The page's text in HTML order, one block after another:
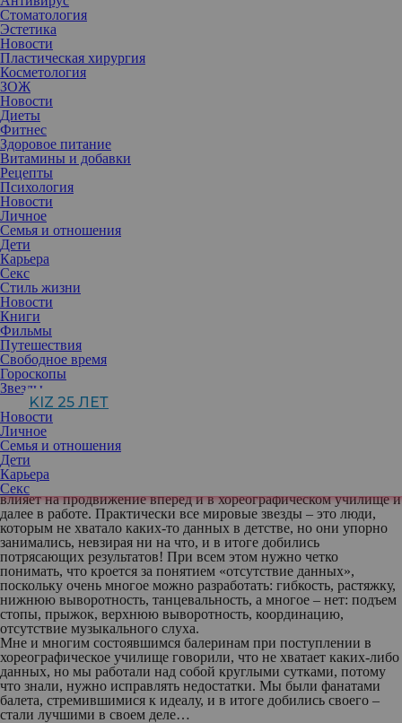
Стоматология
Эстетика
Новости
Пластическая хирургия
Косметология
ЗОЖ
Новости
Диеты
Фитнес
Здоровое питание
Витамины и добавки
Рецепты
Психология
Новости
Личное
Семья и отношения
Дети
Карьера
Секс
Стиль жизни
Новости
Книги
Фильмы
Путешествия
Свободное время
Гороскопы
Звезды
KIZ 25 ЛЕТ
Новости
Личное
Семья и отношения
Дети
Карьера
Секс
Прежде чем принимать столь важное решение, в первую очередь
надо показать ребенка профессиональному хореографу, а лучше
– нескольким. Такой специалист сможет сразу дать оценку как
внешним, так и физическим данным вашего чада, а также
обрисовать перспективы их развития. Либо он честно скажет
вам, что балет ему противопоказан. Вообще, хочу сказать, дети с
абсолютно идеальными данными встречаются крайне редко и не
всегда добиваются успеха. Причина проста: они уверены в
своей неотразимости, легко выполненяют поставленные задачи,
и это приводит к лени, отсутствию стремления стать лучшими,
так как детям кажется, что конкурентов уже нет, так как мало у
кого есть идеальные балетные данные. Все это ведет к тому, что
такой ученик не всегда выкладывается на все 100%, что сильно
влияет на продвижение вперед и в хореографическом училище и
далее в работе. Практически все мировые звезды – это люди,
которым не хватало каких-то данных в детстве, но они упорно
занимались, невзирая ни на что, и в итоге добились
потрясающих результатов! При всем этом нужно четко
понимать, что кроется за понятием «отсутствие данных»,
поскольку очень многое можно разработать: гибкость, растяжку,
нижнюю выворотность, танцевальность, а многое – нет: подъем
стопы, прыжок, верхнюю выворотность, координацию,
отсутствие музыкального слуха.
Мне и многим состоявшимся балеринам при поступлении в
хореографическое училище говорили, что не хватает каких-либо
данных, но мы работали над собой круглыми сутками, потому
что знали, нужно исправлять недостатки. Мы были фанатами
балета, стремившимися к идеалу, и в итоге добились своего –
стали лучшими в своем деле…